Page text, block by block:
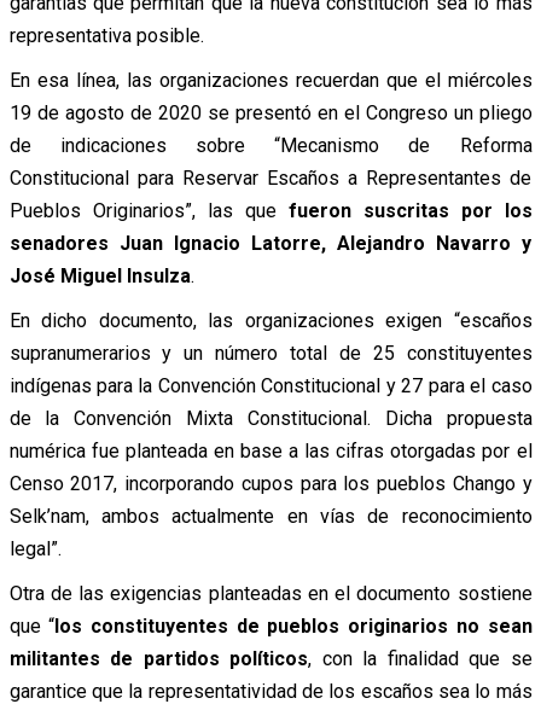
representativa posible.
En esa línea, las organizaciones recuerdan que el miércoles
19 de agosto de 2020 se presentó en el Congreso un pliego
de indicaciones sobre “Mecanismo de Reforma
Constitucional para Reservar Escaños a Representantes de
Pueblos Originarios”, las que fueron suscritas por los
senadores Juan Ignacio Latorre, Alejandro Navarro y
José Miguel Insulza.
En dicho documento, las organizaciones exigen “escaños
supranumerarios y un número total de 25 constituyentes
indígenas para la Convención Constitucional y 27 para el caso
de la Convención Mixta Constitucional. Dicha propuesta
numérica fue planteada en base a las cifras otorgadas por el
Censo 2017, incorporando cupos para los pueblos Chango y
Selk’nam, ambos actualmente en vías de reconocimiento
legal”.
Otra de las exigencias planteadas en el documento sostiene
que “los constituyentes de pueblos originarios no sean
militantes de partidos políticos, con la finalidad que se
garantice que la representatividad de los escaños sea lo más